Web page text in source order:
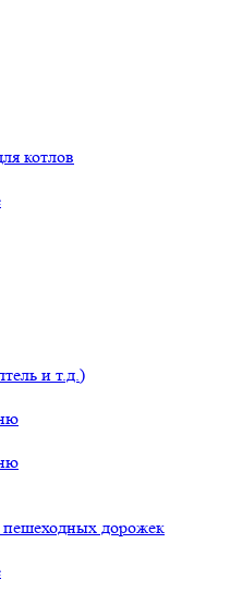
котлов
и т.д.)
дорожек